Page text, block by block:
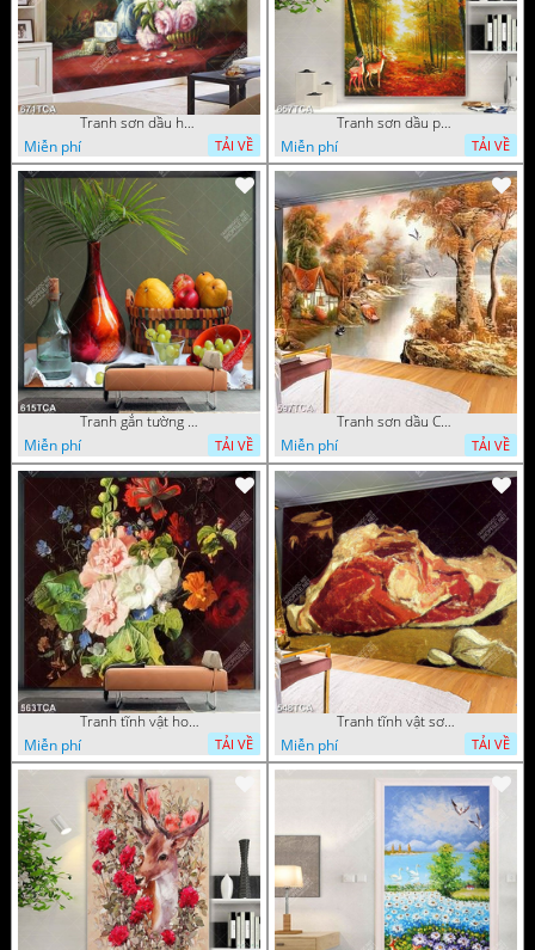
Tranh sơn dầu hoa quả tĩnh vật nghệ thuật gắn tường
Miễn phí
TẢI VỀ
Tranh sơn dầu phong cảnh mùa thu cây lá vàng và nai trang trí tường
Miễn phí
TẢI VỀ
Tranh gắn tường hoa quả nghệ thuật
Miễn phí
TẢI VỀ
Tranh sơn dầu Châu Âu phong cảnh ngôi làng bên dòng sông
Miễn phí
TẢI VỀ
Tranh tĩnh vật hoa quả decor phòng khách in uv
Miễn phí
TẢI VỀ
Tranh tĩnh vật sơn dầu nước ngoài trang trí phòng bếp
Miễn phí
TẢI VỀ